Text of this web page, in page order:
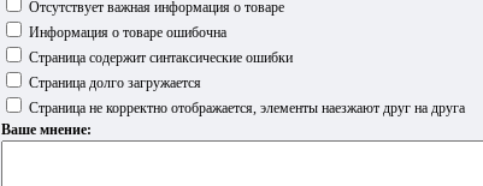
Отсутствует важная информация о товаре
Информация о товаре ошибочна
Страница содержит синтаксические ошибки
Страница долго загружается
Страница не корректно отображается, элементы наезжают друг на друга
Ваше мнение: